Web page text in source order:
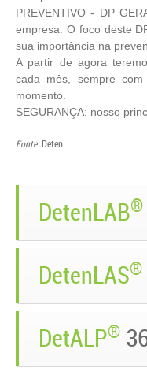
PREVENTIVO - DP
empresa. O foco deste
sua importância na
A partir de agora
cada mês, sempre
momento.
SEGURANÇA: nosso
Fonte:Deten
DetenLAB®
DetenLAS®
DetALP®